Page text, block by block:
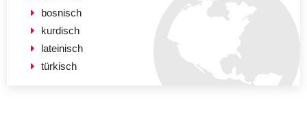
bosnisch
kurdisch
lateinisch
türkisch